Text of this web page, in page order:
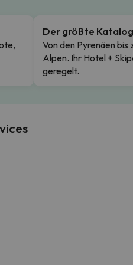
Der größte Katalog
Von den Pyrenäen bis
Alpen. Ihr Hotel +
geregelt.